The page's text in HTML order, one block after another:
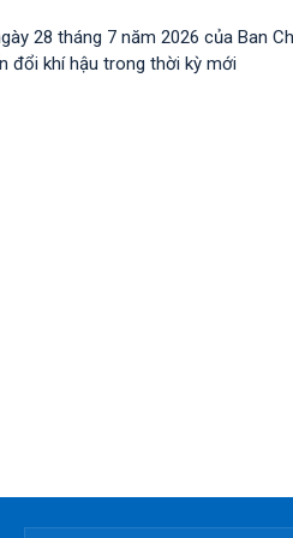
28 tháng 7 năm 2026 của Ban
đổi khí hậu trong thời kỳ mới